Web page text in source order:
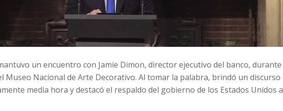
un encuentro con Jamie Dimon, director ejecutivo del banco, durante
Museo Nacional de Arte Decorativo. Al tomar la palabra, brindó un discurso
media hora y destacó el respaldo del gobierno de los Estados Unidos a